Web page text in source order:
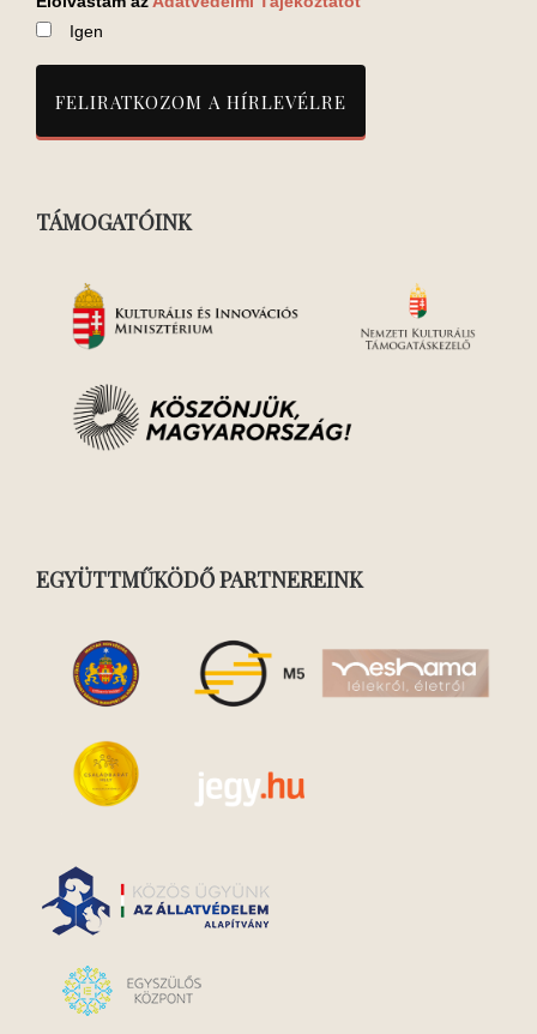
Igen
TÁMOGATÓINK
EGYÜTTMŰKÖDŐ PARTNEREINK